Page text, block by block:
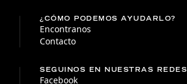
¿CÓMO PODEMOS AYUDARLO?
Encontranos
Contacto
SEGUINOS EN NUESTRAS REDES
Facebook